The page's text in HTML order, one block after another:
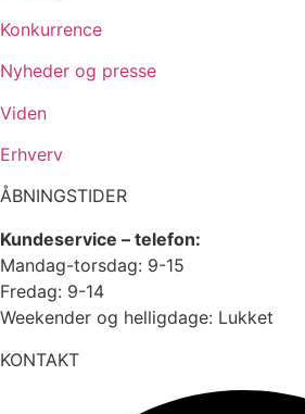
Konkurrence
Nyheder og presse
Viden
Erhverv
ÅBNINGSTIDER
Kundeservice – telefon:
Mandag-torsdag: 9-15
Fredag: 9-14
Weekender og helligdage: Lukket
KONTAKT